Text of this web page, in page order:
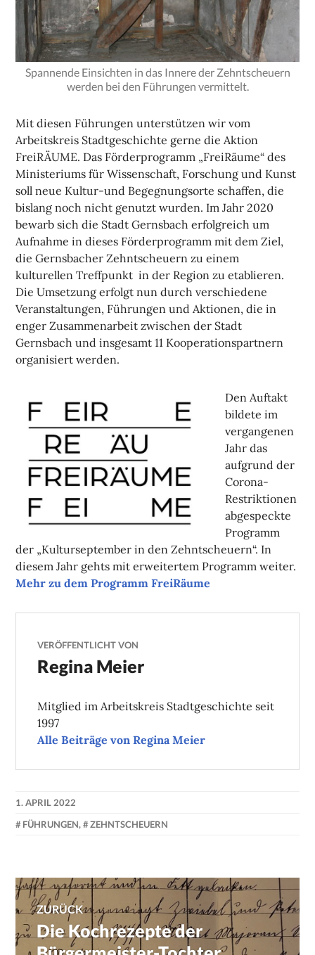
Spannende Einsichten in das Innere der Zehntscheuern
werden bei den Führungen vermittelt.
Mit diesen Führungen unterstützen wir vom
Arbeitskreis Stadtgeschichte gerne die Aktion
FreiRÄUME. Das Förderprogramm „FreiRäume“ des
Ministeriums für Wissenschaft, Forschung und Kunst
soll neue Kultur-und Begegnungsorte schaffen, die
bislang noch nicht genutzt wurden. Im Jahr 2020
bewarb sich die Stadt Gernsbach erfolgreich um
Aufnahme in dieses Förderprogramm mit dem Ziel,
die Gernsbacher Zehntscheuern zu einem
kulturellen Treffpunkt in der Region zu etablieren.
Die Umsetzung erfolgt nun durch verschiedene
Veranstaltungen, Führungen und Aktionen, die in
enger Zusammenarbeit zwischen der Stadt
Gernsbach und insgesamt 11 Kooperationspartnern
organisiert werden.
Den Auftakt
bildete im
vergangenen
Jahr das
aufgrund der
Corona-
Restriktionen
abgespeckte
Programm
der „Kulturseptember in den Zehntscheuern“. In
diesem Jahr gehts mit erweitertem Programm weiter.
Mehr zu dem Programm FreiRäume
VERÖFFENTLICHT VON
Regina Meier
Mitglied im Arbeitskreis Stadtgeschichte seit
1997
Alle Beiträge von Regina Meier
1. APRIL 2022
FÜHRUNGEN, ZEHNTSCHEUERN
Beitragsnavigation
ZURÜCK
Previous
post:
Die Kochrezepte der